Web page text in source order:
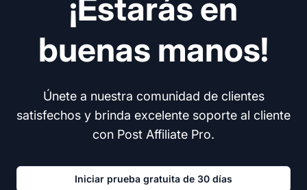
¡Estarás en
buenas manos!
Únete a nuestra comunidad de clientes
satisfechos y brinda excelente soporte al cliente
con Post Affiliate Pro.
Iniciar prueba gratuita de 30 días